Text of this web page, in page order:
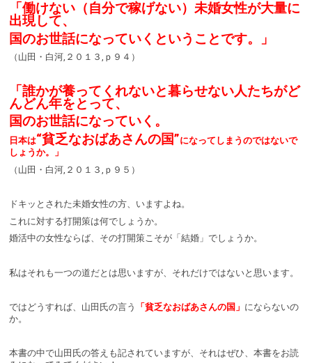
「働けない（自分で稼げない）未婚女性が大量に
出現して、
国のお世話になっていくということです。」
（山田・白河,２０１３,ｐ９４）
「誰かが養ってくれないと暮らせない人たちがど
んどん年をとって、
国のお世話になっていく。
日本は“貧乏なおばあさんの国”になってしまうのではないで
しょうか。」
（山田・白河,２０１３,ｐ９５）
ドキッとされた未婚女性の方、いますよね。
これに対する打開策は何でしょうか。
婚活中の女性ならば、その打開策こそが「結婚」でしょうか。
私はそれも一つの道だとは思いますが、それだけではないと思います。
ではどうすれば、山田氏の言う 「貧乏なおばあさんの国」 にならないの
か。
本書の中で山田氏の答えも記されていますが、それはぜひ、本書をお読